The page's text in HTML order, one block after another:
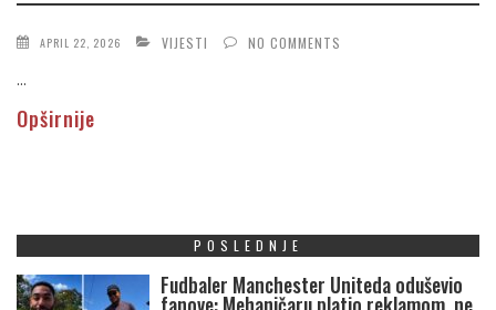
APRIL 22, 2026 VIJESTI NO COMMENTS
...
Opširnije
POSLEDNJE
Fudbaler Manchester Uniteda oduševio
fanove: Mehaničaru platio reklamom, ne